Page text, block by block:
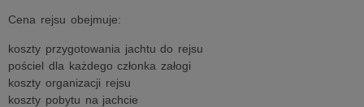
Cena rejsu obejmuje:
koszty przygotowania jachtu do rejsu
pościel dla każdego członka załogi
koszty organizacji rejsu
koszty pobytu na jachcie